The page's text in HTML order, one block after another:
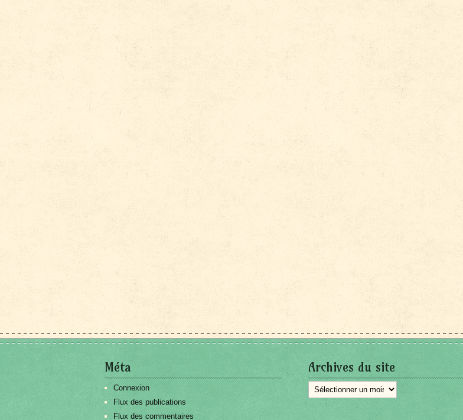
Méta
Connexion
Flux des publications
Flux des commentaires
Archives du site
Archives
du